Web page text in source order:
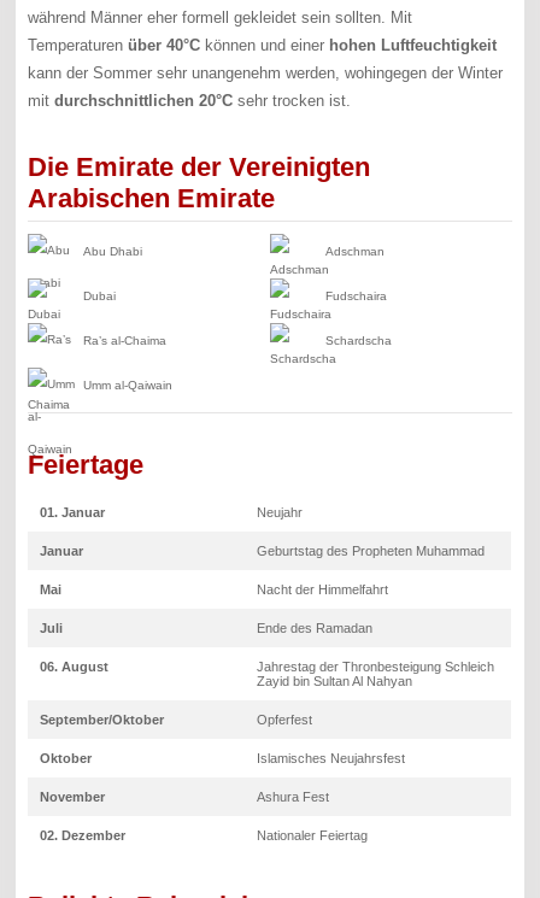
während Männer eher formell gekleidet sein sollten. Mit
Temperaturenüber 40°C können und einer hohen Luftfeuchtigkeit
kann der Sommer sehr unangenehm werden, wohingegen der Winter
mitdurchschnittlichen 20°C sehr trocken ist.
Die Emirate der Vereinigten
Arabischen Emirate
Abu Dhabi Adschman
Dubai Fudschaira
Ra’s al-Chaima Schardscha
Umm al-Qaiwain
Feiertage
01. Januar Neujahr
Januar Geburtstag des Propheten Muhammad
Mai Nacht der Himmelfahrt
Juli Ende des Ramadan
06. August
Jahrestag der Thronbesteigung Schleich
Zayid bin Sultan Al Nahyan
September/Oktober Opferfest
Oktober Islamisches Neujahrsfest
November Ashura Fest
02. Dezember Nationaler Feiertag